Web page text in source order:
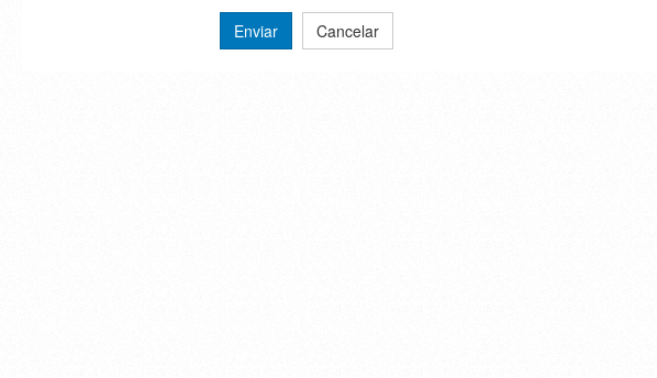
Enviar Cancelar